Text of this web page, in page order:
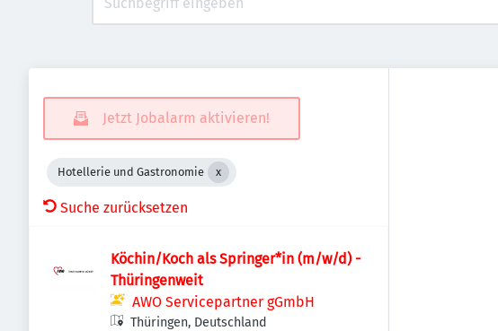
Jetzt Jobalarm aktivieren!
Hotellerie und Gastronomie
Suche zurücksetzen
Köchin/Koch als Springer*in (m/w/d) -
Thüringenweit
AWO Servicepartner gGmbH
Thüringen, Deutschland